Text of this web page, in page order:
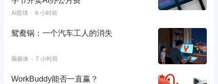
AI星球 6 小时前
鸳鸯锅：一个汽车工人的消失
脑极体 7 小时前
WorkBuddy能否一直赢？